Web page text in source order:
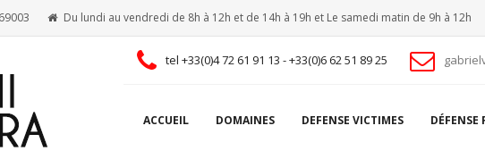
Du lundi au vendredi de 8h à 12h et de 14h à 19h et Le samedi matin de 9h à 12h
tel +33(0)4 72 61 91 13 - +33(0)6 62 51 89 25
ACCUEIL DOMAINES DEFENSE VICTIMES DÉFENSE